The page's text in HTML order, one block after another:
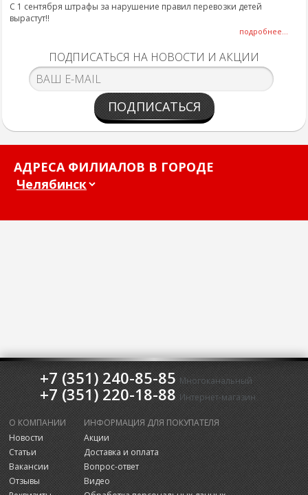
С 1 сентября штрафы за нарушение правил перевозки детей
вырастут!!
подробнее...
ПОДПИСАТЬСЯ НА НОВОСТИ И АКЦИИ
ПОДПИСАТЬСЯ
АДРЕСА ФИЛИАЛОВ В ГОРОДЕ
+7 (351) 240-85-85 Многоканальный
+7 (351) 220-18-88 Интернет-магазин
О КОМПАНИИ
Новости
Статьи
Вакансии
Отзывы
ИНФОРМАЦИЯ ДЛЯ ПОКУПАТЕЛЯ
Акции
Доставка и оплата
Вопрос-ответ
Видео